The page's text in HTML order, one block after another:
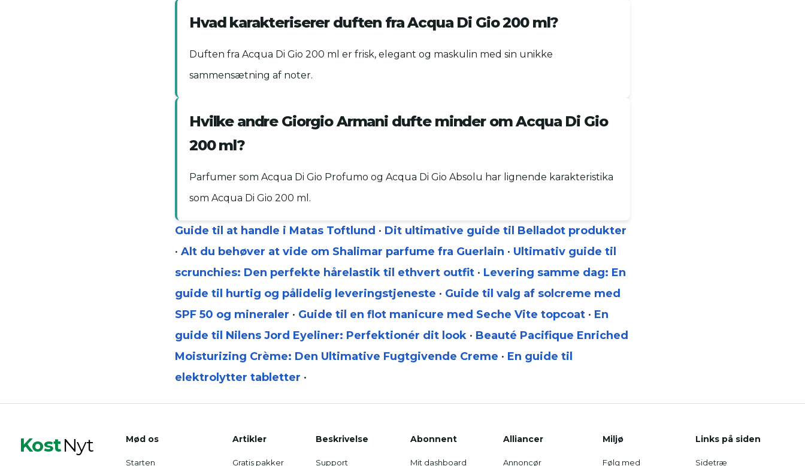
Hvad karakteriserer duften fra Acqua Di Gio 200 ml?
Duften fra Acqua Di Gio 200 ml er frisk, elegant og maskulin med sin unikke
sammensætning af noter.
Hvilke andre Giorgio Armani dufte minder om Acqua Di Gio
200 ml?
Parfumer som Acqua Di Gio Profumo og Acqua Di Gio Absolu har lignende karakteristika
som Acqua Di Gio 200 ml.
Guide til at handle i Matas Toftlund • Dit ultimative guide til Belladot produkter
• Alt du behøver at vide om Shalimar parfume fra Guerlain • Ultimativ guide til
scrunchies: Den perfekte hårelastik til ethvert outfit • Levering samme dag: En
guide til hurtig og pålidelig leveringstjeneste • Guide til valg af solcreme med
SPF 50 og mineraler • Guide til en flot manicure med Seche Vite topcoat • En
guide til Nilens Jord Eyeliner: Perfektionér dit look • Beauté Pacifique Enriched
Moisturizing Crème: Den Ultimative Fugtgivende Creme • En guide til
elektrolytter tabletter •
KostNyt Mød os
Starten
Artikler
Gratis pakker
Beskrivelse
Support
Abonnent
Mit dashboard
Alliancer
Annoncør
Miljø
Følg med
Links på siden
Sidetræ